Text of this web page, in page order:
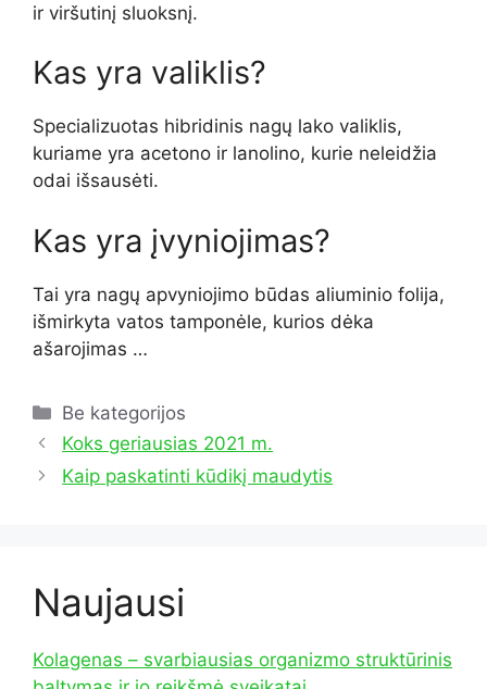
ir viršutinį sluoksnį.
Kas yra valiklis?
Specializuotas hibridinis nagų lako valiklis,
kuriame yra acetono ir lanolino, kurie neleidžia
odai išsausėti.
Kas yra įvyniojimas?
Tai yra nagų apvyniojimo būdas aliuminio folija,
išmirkyta vatos tamponėle, kurios dėka
ašarojimas …
Kategorijos
Be kategorijos
Koks geriausias 2021 m.
Kaip paskatinti kūdikį maudytis
Naujausi
Kolagenas – svarbiausias organizmo struktūrinis